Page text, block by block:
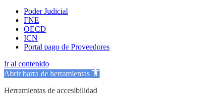
Poder Judicial
FNE
OECD
ICN
Portal pago de Proveedores
Ir al contenido
Abrir barra de herramientas
Herramientas de accesibilidad